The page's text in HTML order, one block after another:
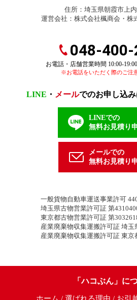
住所：埼玉県朝霞市上
運営会社：株式会社楓商会・株
048-
お電話・店舗営業時間 10:00-
※お電話をいただく際のご注
LINE ・ メールでのお申し込み
LINEでの
無料お見積り
メールでの
無料お見積り
一般貨物自動車運送事業許可
埼玉県古物営業許可証 第
東京都古物営業許可証 第
産業廃棄物収集運搬許可証 埼玉
産業廃棄物収集運搬許可証 東京
「ハコぶん」に